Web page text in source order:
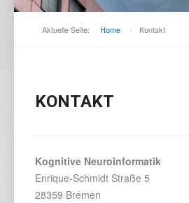
Aktuelle Seite: Home - Kontakt
KONTAKT
Kognitive Neuroinformatik
Enrique-Schmidt Straße 5
28359 Bremen